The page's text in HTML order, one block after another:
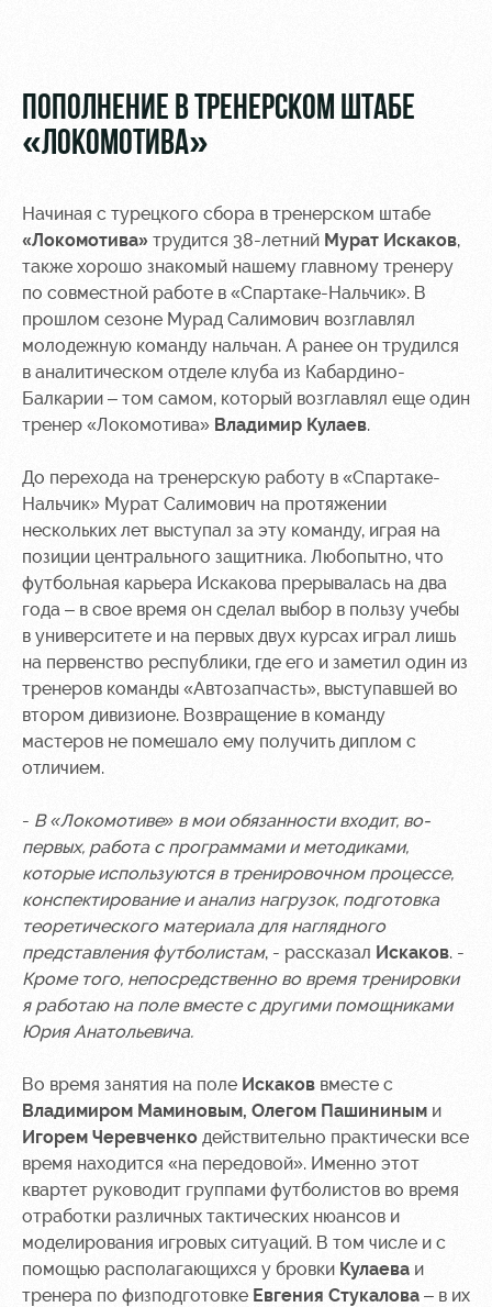
МГН
РЖД
Арена
Организация
мероприятий
Аренда
полей
площадей
Ледовый
дворец
Занятия
спортом
Локо
Старт
Локо-Лето
Академия
Как
поступить
Руководство
Контакты
Академии
Информация
для
болельщиков
Банковская
карта
«Локомотив»
Заставки
Парковка
Карта
болельщика
Программа
лояльности
Информация
для
болельщиков
МГН
ПОПОЛНЕНИЕ В ТРЕНЕРСКОМ ШТАБЕ
«ЛОКОМОТИВА»
Начиная с турецкого сбора в тренерском штабе
«Локомотива» трудится 38-летний Мурат Искаков,
также хорошо знакомый нашему главному тренеру
по совместной работе в «Спартаке-Нальчик». В
прошлом сезоне Мурад Салимович возглавлял
молодежную команду нальчан. А ранее он трудился
в аналитическом отделе клуба из Кабардино-
Балкарии – том самом, который возглавлял еще один
тренер «Локомотива» Владимир Кулаев.
До перехода на тренерскую работу в «Спартаке-
Нальчик» Мурат Салимович на протяжении
нескольких лет выступал за эту команду, играя на
позиции центрального защитника. Любопытно, что
футбольная карьера Искакова прерывалась на два
года – в свое время он сделал выбор в пользу учебы
в университете и на первых двух курсах играл лишь
на первенство республики, где его и заметил один из
тренеров команды «Автозапчасть», выступавшей во
втором дивизионе. Возвращение в команду
мастеров не помешало ему получить диплом с
отличием.
- В «Локомотиве» в мои обязанности входит, во-
первых, работа с программами и методиками,
которые используются в тренировочном процессе,
конспектирование и анализ нагрузок, подготовка
теоретического материала для наглядного
представления футболистам, - рассказал Искаков. -
Кроме того, непосредственно во время тренировки
я работаю на поле вместе с другими помощниками
Юрия Анатольевича.
Во время занятия на поле Искаков вместе с
Владимиром Маминовым, Олегом Пашининым и
Игорем Черевченко действительно практически все
время находится «на передовой». Именно этот
квартет руководит группами футболистов во время
отработки различных тактических нюансов и
моделирования игровых ситуаций. В том числе и с
помощью располагающихся у бровки Кулаева и
тренера по физподготовке Евгения Стукалова – в их